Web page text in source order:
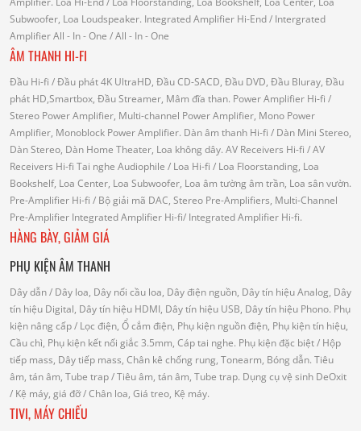
Subwoofer, Loa Loudspeaker. Integrated Amplifier Hi-End/ Intergrated
AmplifierAll - In - One / All - In - One
ÂM THANH HI-FI
Đầu Hi-fi / Đầu phát 4K UltraHD, Đầu CD-SACD, Đầu DVD, Đầu Bluray, Đầu
phát HD,Smartbox, Đầu Streamer, Mâm đĩa than. Power Amplifier Hi-fi /
Stereo Power Amplifier, Multi-channel Power Amplifier, Mono Power
Amplifier, Monoblock Power Amplifier. Dàn âm thanh Hi-fi / Dàn Mini Stereo,
Dàn Stereo, Dàn Home Theater, Loa không dây. AV Receivers Hi-fi / AV
Receivers Hi-fi Tai nghe Audiophile / Loa Hi-fi / Loa Floorstanding, Loa
Bookshelf, Loa Center, Loa Subwoofer, Loa âm tường âm trần, Loa sân vườn.
Pre-Amplifier Hi-fi / Bộ giải mã DAC, Stereo Pre-Amplifiers, Multi-Channel
Pre-Amplifier Integrated Amplifier Hi-fi/ Integrated Amplifier Hi-fi.
HÀNG BÀY, GIẢM GIÁ
PHỤ KIỆN ÂM THANH
Dây dẫn/ Dây loa, Dây nối cầu loa, Dây điện nguồn, Dây tín hiệu Analog, Dây
tín hiệu Digital, Dây tín hiệu HDMI, Dây tín hiệu USB, Dây tín hiệu Phono. Phụ
kiện nâng cấp/ Lọc điện, Ổ cắm điện, Phụ kiện nguồn điện, Phụ kiện tín hiệu,
Cầu chì, Phụ kiện kết nối giắc 3.5mm, Cáp tai nghe. Phụ kiện đặc biệt/ Hộp
tiếp mass, Dây tiếp mass, Chân kê chống rung, Tonearm, Bóng dẫn. Tiêu
âm, tán âm, Tube trap/ Tiêu âm, tán âm, Tube trap. Dụng cụ vệ sinh DeOxit
/ Kệ máy, giá đỡ/ Chân loa, Giá treo, Kệ máy.
TIVI, MÁY CHIẾU